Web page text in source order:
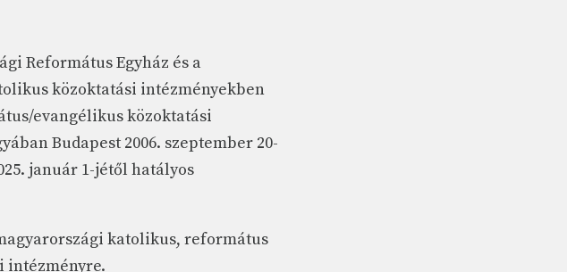
Református Egyház és a
közoktatási intézményekben
evangélikus közoktatási
Budapest 2006. szeptember 20-
január 1-jétől hatályos
katolikus, református
intézményre.